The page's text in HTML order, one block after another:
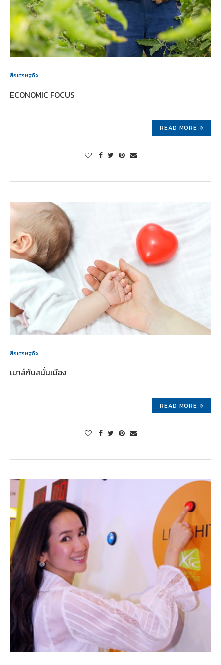
สื่อเศรษฐกิจ
ECONOMIC FOCUS
READ MORE
สื่อเศรษฐกิจ
เมาส์กันสนั่นเมือง
READ MORE